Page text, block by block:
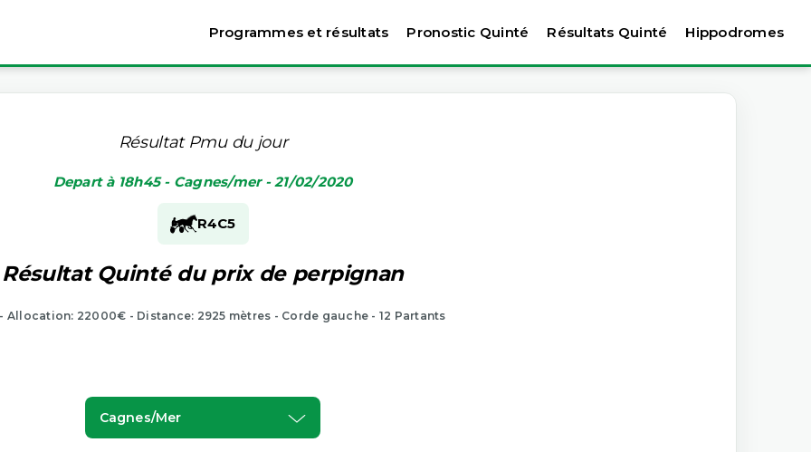
Programmes et résultats Pronostic Quinté Résultats Quinté Hippodromes
Résultat Pmu du jour
Depart à 18h45 - Cagnes/mer - 21/02/2020
R4C5
Résultat Quinté du prix de perpignan
Allocation: 22000€ - Distance: 2925 mètres - Corde gauche - 12 Partants
Cagnes/mer